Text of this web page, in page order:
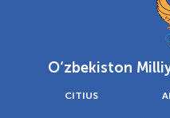
O‘zbekiston
CITIUS